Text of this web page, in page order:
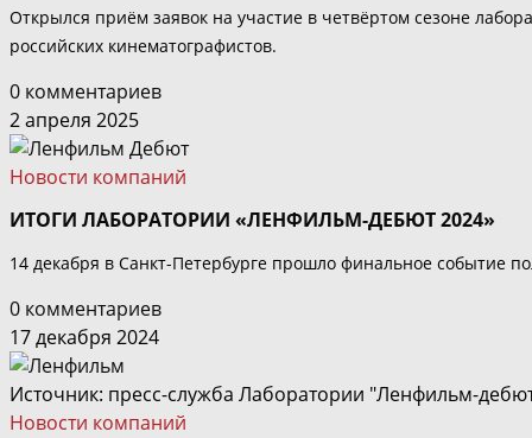
Открылся приём заявок на участие в четвёртом сезоне
российских кинематографистов.
0 комментариев
2 апреля 2025
Новости компаний
ИТОГИ ЛАБОРАТОРИИ «ЛЕНФИЛЬМ-ДЕБЮТ 2024»
14 декабря в Санкт-Петербурге прошло финальное событие
0 комментариев
17 декабря 2024
Источник: пресс-служба Лаборатории "Ленфильм-
Новости компаний